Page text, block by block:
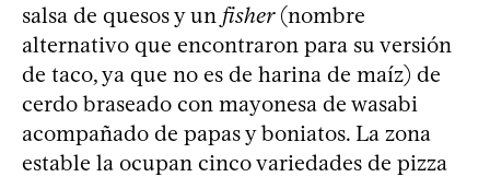
salsa de quesos y un fisher(nombre
alternativo que encontraron para su versión
de taco, ya que no es de harina de maíz) de
cerdo braseado con mayonesa de wasabi
acompañado de papas y boniatos. La zona
estable la ocupan cinco variedades de pizza